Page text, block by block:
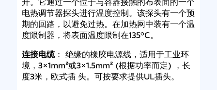
开。它通过一个位于与容器接触的布表面的一个
电热调节器探头进行温度控制。该探头有一个预
期的回路，以避免过热。在加热网中装有一个温
度限制器，将表面温度限制在135°C。
连接电缆： 绝缘的橡胶电源线，适用于工业环
境，3×1mm²或3×1.5mm² (根据功率而定) ，长
度3米，欧式插 头。可按要求提供UL插头。